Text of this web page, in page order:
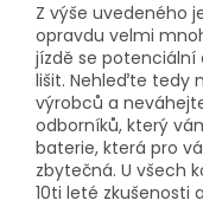
Z výše uvedeného
opravdu velmi
jízdě se potenciální
lišit. Nehleďte tedy
výrobců a
odborníků, který
baterie, která pro
zbytečná. U všech
10ti leté zkušenosti